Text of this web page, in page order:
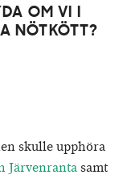
OM VI I
NÖTKÖTT?
skulle upphöra
Järvenrantasamt